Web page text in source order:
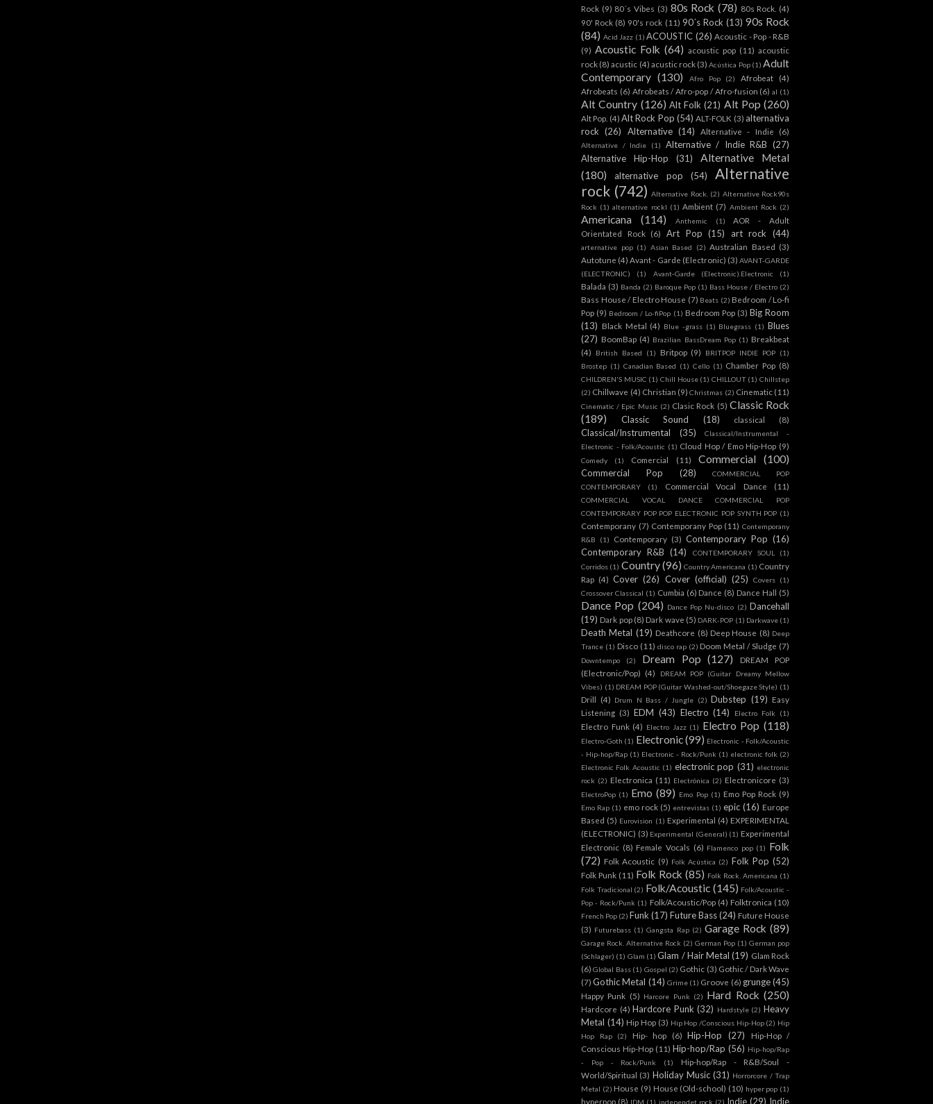
Rock (9) 80´s Vibes (3) 80s Rock (78) 80s Rock. (4)
90' Rock (8) 90's rock (11) 90´s Rock (13) 90s Rock
(84) Acid Jazz (1) ACOUSTIC (26) Acoustic - Pop - R&B
(9) Acoustic Folk (64) acoustic pop (11) acoustic
rock (8) acustic (4) acustic rock (3) Acústica Pop (1) Adult
Contemporary (130) Afro Pop (2) Afrobeat
(4)
Afrobeats (6) Afrobeats / Afro-pop / Afro-fusion (6) al (1)
Alt Country (126) Alt Folk (21) Alt Pop (260)
Alt Pop. (4) Alt Rock Pop (54) ALT-FOLK (3) alternativa
rock (26) Alternative (14) Alternative - Indie (6)
Alternative / Indie (1) Alternative / Indie R&B (27)
Alternative Hip-Hop
(31)
Alternative Metal
(180)
alternative pop (54)
Alternative
rock (742) Alternative Rock. (2) Alternative Rock90s
Rock (1) alternative rockl (1) Ambient (7) Ambient Rock (2)
Americana (114) Anthemic (1)
AOR - Adult
Orientated Rock (6) Art Pop (15) art rock (44)
arternative pop (1) Asian Based (2) Australian Based (3)
Autotune (4) Avant - Garde (Electronic) (3) AVANT-GARDE
(ELECTRONIC)
(1) Avant-Garde (Electronic).Electronic (1)
Balada (3) Banda (2) Baroque Pop (1) Bass House / Electro (2)
Bass House / Electro House (7) Beats (2) Bedroom / Lo-fi
Pop (9) Bedroom / Lo-fiPop (1) Bedroom Pop (3) Big Room
(13) Black Metal (4) Blue -grass (1) Bluegrass (1) Blues
(27) BoomBap (4) Brazilian BassDream Pop (1) Breakbeat
(4)
British Based (1) Britpop (9) BRITPOP INDIE POP (1)
Brostep (1) Canadian Based (1) Cello (1) Chamber Pop (8)
CHILDREN'S MUSIC (1) Chill House (1) CHILLOUT (1) Chillstep
(2) Chillwave (4) Christian (9) Christmas (2) Cinematic (11)
Cinematic / Epic Music (2) Clasic Rock (5) Classic Rock
(189)
Classic Sound (18) classical (8)
Classical/Instrumental (35)
Classical/Instrumental -
Electronic - Folk/Acoustic (1) Cloud Hop / Emo Hip-Hop (9)
Comedy (1) Comercial (11) Commercial (100)
Commercial Pop (28)
COMMERCIAL POP
CONTEMPORARY
(1) Commercial Vocal Dance (11)
COMMERCIAL VOCAL DANCE COMMERCIAL POP
CONTEMPORARY POP POP ELECTRONIC POP SYNTH POP (1)
Contemporany (7) Contemporany Pop (11) Contemporany
R&B
(1) Contemporary (3) Contemporary Pop (16)
Contemporary R&B (14) CONTEMPORARY SOUL
(1)
Corridos (1) Country(96) Country Americana (1) Country
Rap (4) Cover (26) Cover (official) (25) Covers (1)
Crossover Classical (1) Cumbia (6) Dance (8) Dance Hall (5)
Dance Pop (204) Dance Pop Nu-disco (2) Dancehall
(19) Dark pop (8) Dark wave (5) DARK-POP (1) Darkwave (1)
Death Metal (19) Deathcore (8) Deep House (8) Deep
Trance (1) Disco (11) disco rap (2) Doom Metal / Sludge (7)
Downtempo (2) Dream Pop (127)
DREAM POP
(Electronic/Pop) (4)
DREAM POP (Guitar Dreamy Mellow
Vibes) (1) DREAM POP (Guitar Washed-out/Shoegaze Style) (1)
Drill (4) Drum N Bass / Jungle (2) Dubstep (19) Easy
Listening (3) EDM (43) Electro (14) Electro Folk (1)
Electro Funk (4) Electro Jazz (1) Electro Pop (118)
Electro-Goth (1) Electronic(99) Electronic - Folk/Acoustic
- Hip-hop/Rap (1) Electronic - Rock/Punk (1) electronic folk (2)
Electronic Folk Acoustic (1) electronic pop (31) electronic
rock (2) Electronica (11) Electrónica (2) Electronicore (3)
ElectroPop (1) Emo (89) Emo Pop (1) Emo Pop Rock (9)
Emo Rap (1) emo rock (5) entrevistas (1) epic (16) Europe
Based (5) Eurovision (1) Experimental (4) EXPERIMENTAL
(ELECTRONIC) (3) Experimental (General) (1) Experimental
Electronic (8) Female Vocals (6) Flamenco pop (1) Folk
(72) Folk Acoustic (9) Folk Acústica (2) Folk Pop (52)
Folk Punk (11) Folk Rock (85) Folk Rock. Americana (1)
Folk Tradicional (2) Folk/Acoustic (145) Folk/Acoustic -
Pop - Rock/Punk (1) Folk/Acoustic/Pop (4) Folktronica (10)
French Pop (2) Funk (17) Future Bass(24) Future House
(3) Futurebass (1) Gangsta Rap (2) Garage Rock (89)
Garage Rock. Alternative Rock (2) German Pop (1) German pop
(Schlager) (1) Glam (1) Glam / Hair Metal (19) Glam Rock
(6) Global Bass (1) Gospel (2) Gothic (3) Gothic / Dark Wave
(7) Gothic Metal (14) Grime (1) Groove (6) grunge (45)
Happy Punk (5) Harcore Punk (2) Hard Rock (250)
Hardcore (4) Hardcore Punk (32) Hardstyle (2) Heavy
Metal (14) Hip Hop (3) Hip Hop /Conscious Hip-Hop (2) Hip
Hop Rap
(2) Hip- hop (6) Hip-Hop (27)
Hip-Hop /
Conscious Hip-Hop (11) Hip-hop/Rap (56) Hip-hop/Rap
- Pop - Rock/Punk
(1)
Hip-hop/Rap - R&B/Soul -
World/Spiritual (3) Holiday Music (31) Horrorcore / Trap
Metal (2) House (9) House (Old-school) (10) hyper pop (1)
hyperpop (8) IDM (1) independet rock (2) Indie (29) Indie